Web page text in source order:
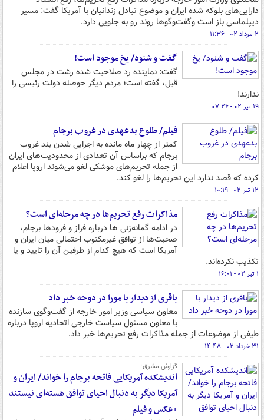
دارایی‌های بلوکه شده ایران و موضوع تبادل زندانیان با آمریکا گفت: مسیر
دیپلماسی باز است وگفت‌وگوها روند رو به جلویی دارد.
۲ مرداد ۰۲ - ۱۱:۳۶
گفت و شنود/ یخ موجود است!
گفت: نماینده رد صلاحیت شده رشت در مجلس
قبل، گفته است؛ مردم دیگر حوصله دولت رئیسی را
ندارند!
۱۹ تیر ۰۲ - ۰۷:۲۶
فیلم/ طلوع بدعهدی در غروب برجام
کمتر از چهار ماه مانده به اجرایی شدن بند غروب
برجام که براساس آن تعدادی از محدودیت‌های ایران
از جمله تحریم‌های موشکی لغو می‌شوند اروپا اعلام
کرده که قصد ندارد این تحریم‌ها را لغو کند.
۱۲ تیر ۰۲ - ۱۰:۱۹
مذاکرات رفع تحریم‌ها در چه مرحله‌ای است؟
در ادامه گمانه‌زنی ها درباره فراز و فرودها برجام،
صحبت‌ها از توافق غیرمکتوب احتمالی میان ایران و
آمریکا است که هیچ کدام از طرفین آن را تایید و یا
تکذیب نکرده‌اند.
۱ تیر ۰۲ - ۱۶:۰۱
باقری از دیدار با مورا در دوحه خبر داد
معاون سیاسی وزیر امور خارجه از گفت‌وگوی سازنده
با معاون مسئول سیاست خارجی اتحادیه اروپا درباره
طیفی از موضوعات از جمله مذاکرات رفع تحریم‌ها خبر داد.
۳۱ خرداد ۰۲ - ۱۴:۴۸
گزارش مشرق؛
اندیشکده آمریکایی فاتحه برجام را خواند/ ایران و
آمریکا دیگر به دنبال احیای توافق هسته‌ای نیستند
+عکس و فیلم